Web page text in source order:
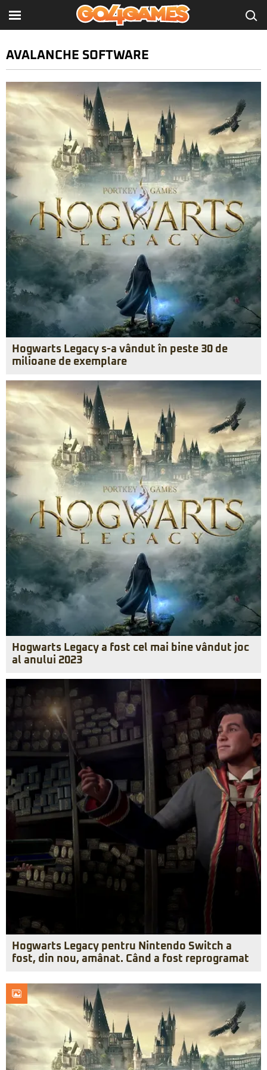
AVALANCHE SOFTWARE
Hogwarts Legacy s-a vândut în peste 30 de
milioane de exemplare
Hogwarts Legacy a fost cel mai bine vândut joc
al anului 2023
Hogwarts Legacy pentru Nintendo Switch a
fost, din nou, amânat. Când a fost reprogramat